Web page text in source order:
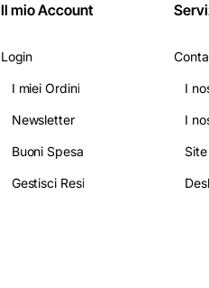
Il mio Account
Login
I miei Ordini
Newsletter
Buoni Spesa
Gestisci Resi
I
I